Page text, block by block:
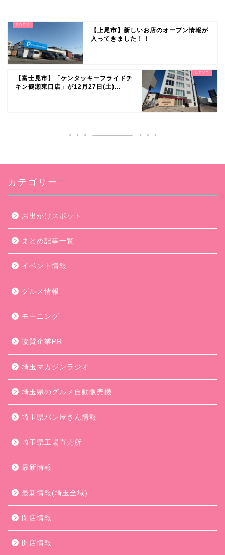
【上尾市】新しいお店のオープン情報が
入ってきました！！
【富士見市】「ケンタッキーフライドチ
キン鶴瀬東口店」が12月27日(土)...
カテゴリー
お出かけスポット
まとめ記事一覧
イベント情報
グルメ情報
モーニング
協賛企業PR
埼玉マガジンラジオ
埼玉県のグルメ自動販売機
埼玉県パン屋さん情報
埼玉県工場直売所
最新情報
最新情報(埼玉全域)
閉店情報
開店情報